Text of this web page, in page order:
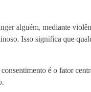
alguém, mediante
Isso significa que
é o fator